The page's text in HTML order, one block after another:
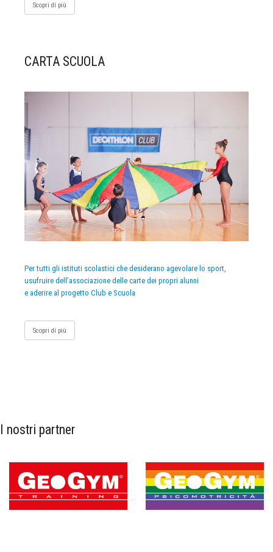
Scopri di più
CARTA SCUOLA
Per tutti gli istituti scolastici che desiderano agevolare lo sport,
usufruire dell’associazione delle carte dei propri alunni
e aderire al progetto Club e Scuola
Scopri di più
I nostri partner